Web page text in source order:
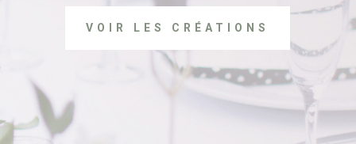
VOIR LES CRÉATIONS